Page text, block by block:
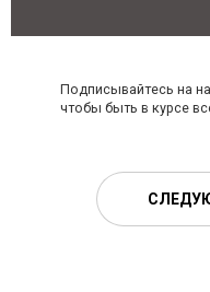
Подписывайтесь на
чтобы быть в курсе